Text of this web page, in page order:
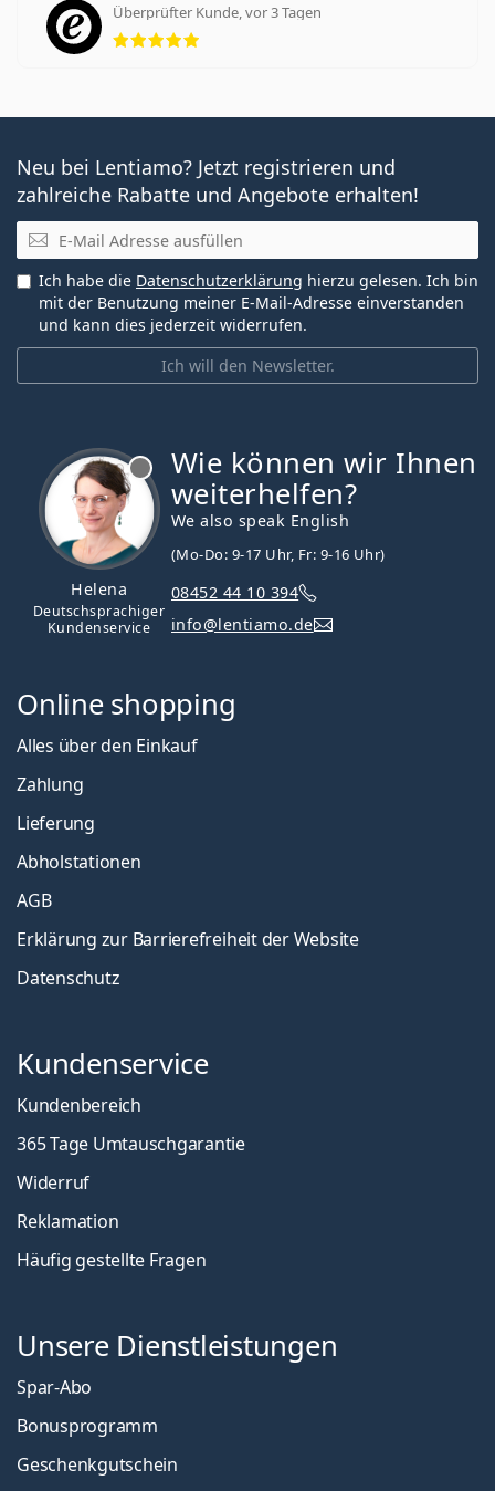
Überprüfter Kunde, vor 3 Tagen
Bewertung 5 aus 5
Neu bei Lentiamo? Jetzt registrieren und
zahlreiche Rabatte und Angebote erhalten!
E-Mail
Ich will den Newsletter.
Ich habe die Datenschutzerklärung hierzu gelesen. Ich bin
mit der Benutzung meiner E-Mail-Adresse einverstanden
und kann dies jederzeit widerrufen.
Helena
Deutschsprachiger
Kundenservice
Wie können wir Ihnen
weiterhelfen?
We also speak English
(Mo-Do: 9-17 Uhr, Fr: 9-16 Uhr)
08452 44 10 394
info@lentiamo.de
Online shopping
Alles über den Einkauf
Zahlung
Lieferung
Abholstationen
AGB
Erklärung zur Barrierefreiheit der Website
Datenschutz
Kundenservice
Kundenbereich
365 Tage Umtauschgarantie
Widerruf
Reklamation
Häufig gestellte Fragen
Unsere Dienstleistungen
Spar-Abo
Bonusprogramm
Geschenkgutschein